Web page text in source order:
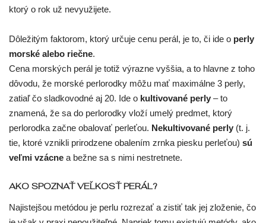
KÔSTKY
KRUHY
VISIACE
ANJELSKÉ
SINGLES
S
KRYŠTÁLMI
UZĽOVANÉ
RETIAZKY
SRDCA
VIACVRSTVÉ
SO
ZIRKÓNMI
ELASTICKÉ
PRECIOSA
BRILIANTOVÉ
UZĽOVANÉ
BIŽUTÉRNE
BEZ
KAMIENKOV
ZLATO
BRILIANTOVÉ
ZÁSNUBNÉ
MINIMALISTICKÉ
PEVNÁ
VEĽKOSŤ
PRECIOSA
RETIAZKY
BIŽUTÉRIA
ANJELSKÉ
SRDCA
KRÍŽOK
SRDCE
PRE
DETI
ktorý o rok už nevyužijete.
Dôležitým faktorom, ktorý určuje cenu perál, je to, či ide o perly
morské alebo riečne.
Cena morských perál je totiž výrazne vyššia, a to hlavne z toho
dôvodu, že morské perlorodky môžu mať maximálne 3 perly,
zatiaľ čo sladkovodné aj 20. Ide o kultivované perly – to
znamená, že sa do perlorodky vloží umelý predmet, ktorý
perlorodka začne obalovať perleťou. Nekultivované perly (t. j.
tie, ktoré vznikli prirodzene obalením zrnka piesku perleťou) sú
veľmi vzácne a bežne sa s nimi nestretnete.
AKO SPOZNAŤ VEĽKOSŤ PERÁL?
Najistejšou metódou je perlu rozrezať a zistiť tak jej zloženie, čo